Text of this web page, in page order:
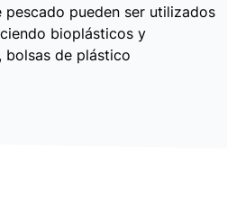
pescado pueden ser utilizados
bioplásticos y
bolsas de plástico